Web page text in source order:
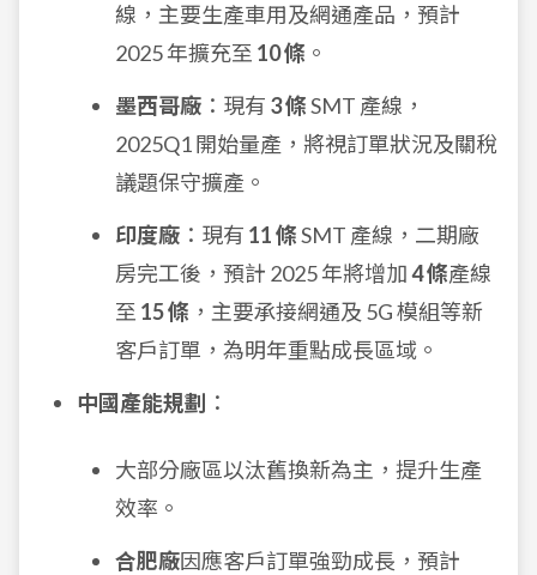
線，主要生產車用及網通產品，預計
2025 年擴充至 10 條 。
墨西哥廠 ：現有 3 條SMT 產線，
2025Q1 開始量產，將視訂單狀況及關稅
議題保守擴產。
印度廠 ：現有 11 條SMT 產線，二期廠
房完工後，預計 2025 年將增加4 條產線
至 15 條 ，主要承接網通及 5G 模組等新
客戶訂單，為明年重點成長區域。
中國產能規劃 ：
大部分廠區以汰舊換新為主，提升生產
效率。
合肥廠因應客戶訂單強勁成長，預計